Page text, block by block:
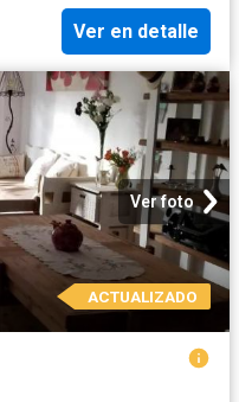
Ver en detalle
Ver foto
ACTUALIZADO